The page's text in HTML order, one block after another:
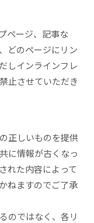
ページ、記事な
どのページにリン
しインラインフレ
止させていただき
正しいものを提供
に情報が古くなっ
れた内容によって
ねますのでご了承
のではなく、各リ